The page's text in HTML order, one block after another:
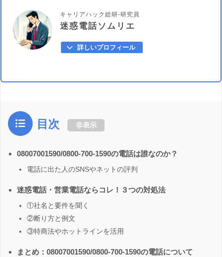
キャリアハック総研-研究員
迷惑電話ソムリエ
詳しいプロフィール
目次 非表示
08007001590/0800-700-1590の電話は誰なのか？
電話に出た人のSNSやネットの評判
迷惑電話・営業電話ならコレ！３つの対処法
①社名と要件を聞く
②断り方と例文
③特商法やホットラインを活用
まとめ：08007001590/0800-700-1590の電話について